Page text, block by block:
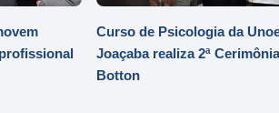
Curso de Psicologia da
Joaçaba realiza 2ª
Botton